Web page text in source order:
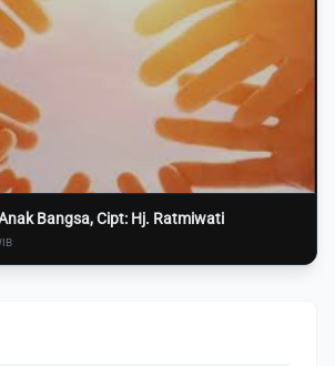
Bangsa, Cipt: Hj. Ratmiwati